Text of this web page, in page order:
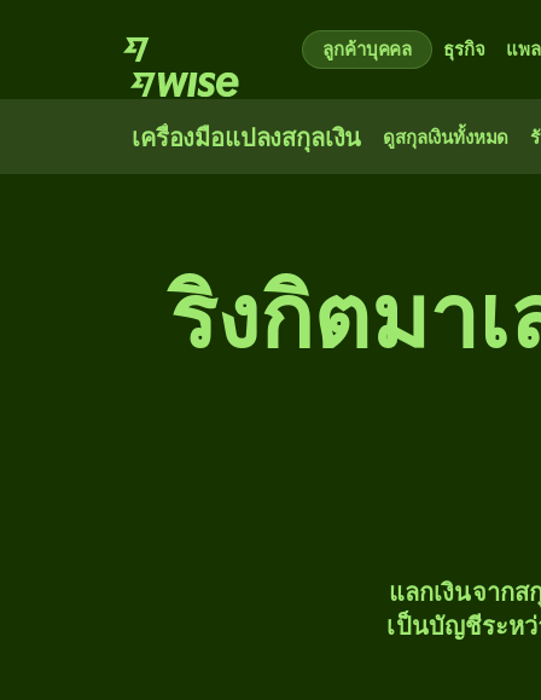
ลูกค้าบุคคล ธุรกิจ แพ
เครื่องมือแปลงสกุลเงิน ดูสกุลเงินทั้งหมด
ริงกิตมา
แลกเงินจากส
เป็นบัญชีระหว่